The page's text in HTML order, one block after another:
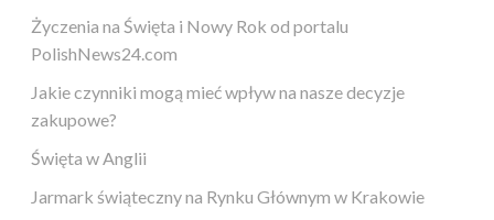
Życzenia na Święta i Nowy Rok od portalu
PolishNews24.com
Jakie czynniki mogą mieć wpływ na nasze decyzje
zakupowe?
Święta w Anglii
Jarmark świąteczny na Rynku Głównym w Krakowie